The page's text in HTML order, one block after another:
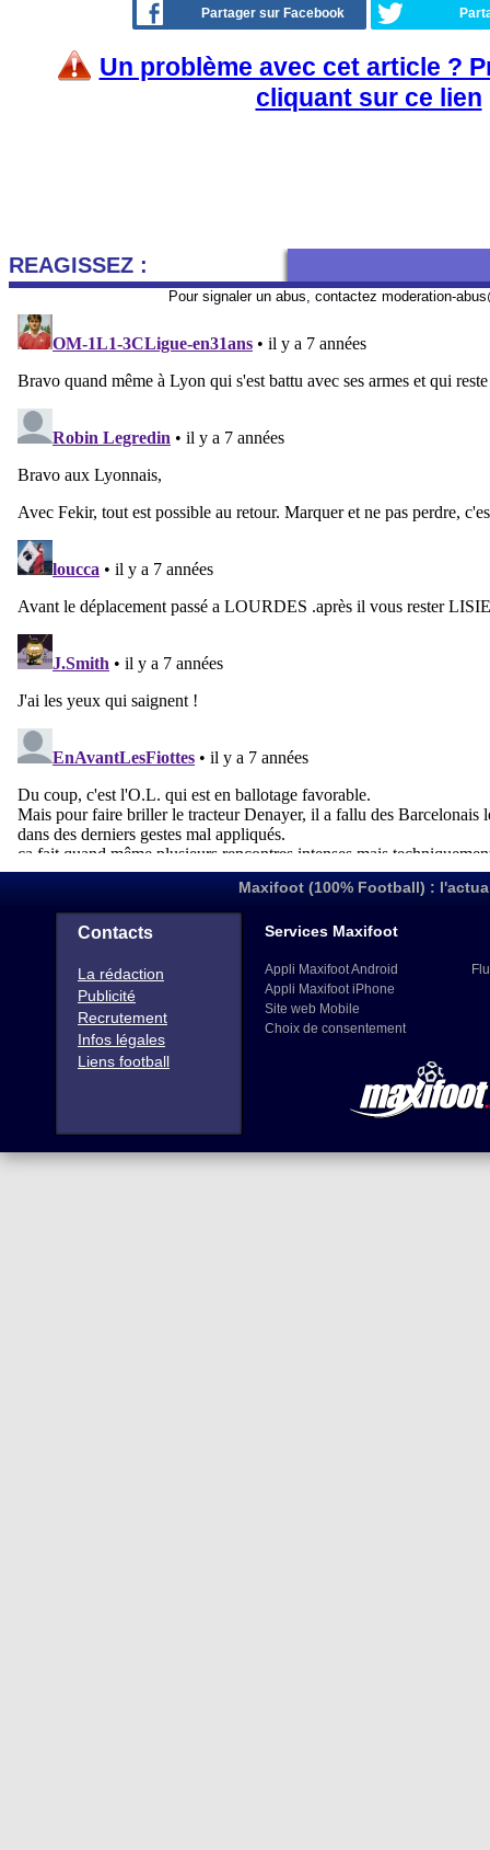
Partager sur Facebook
Un problème avec cet article ?
cliquant sur ce lien
REAGISSEZ :
Pour signaler un abus, contactez moderation-
Maxifoot (100% Football) :
Contacts
La rédaction
Publicité
Recrutement
Infos légales
Liens football
Services Maxifoot
Appli Maxifoot Android
Appli Maxifoot iPhone
Site web Mobile
Choix de consentement